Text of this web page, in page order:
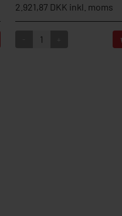
2.921,87 DKK inkl. moms